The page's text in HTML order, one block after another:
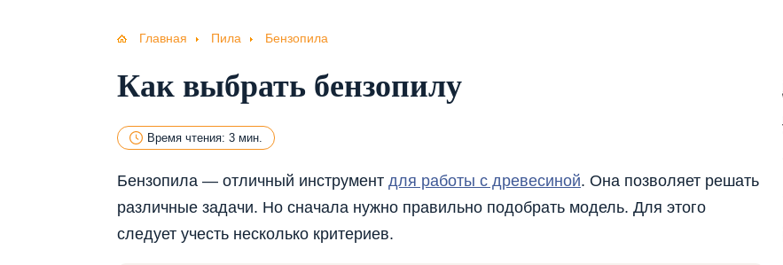
Главная Пила Бензопила
Как выбрать бензопилу
Время чтения: 3 мин.
Бензопила — отличный инструмент для работы с древесиной. Она позволяет решать
различные задачи. Но сначала нужно правильно подобрать модель. Для этого
следует учесть несколько критериев.